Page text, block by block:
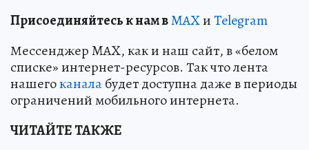
Присоединяйтесь к нам вMAXиTelegram
Мессенджер MAX, как и наш сайт, в «белом
списке» интернет-ресурсов. Так что лента
нашегоканалабудет доступна даже в периоды
ограничений мобильного интернета.
ЧИТАЙТЕ ТАКЖЕ